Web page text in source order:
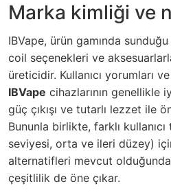
Marka kimliği ve
IBVape, ürün gamında
coil seçenekleri ve
üreticidir. Kullanıcı yorumları
IBVape cihazlarının genellikle
güç çıkışı ve tutarlı lezzet ile
Bununla birlikte, farklı
seviyesi, orta ve ileri düzey)
alternatifleri mevcut
çeşitlilik de öne çıkar.